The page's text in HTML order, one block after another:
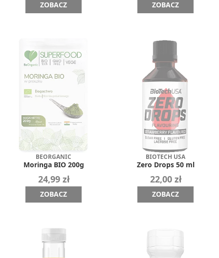
ZOBACZ ZOBACZ
BEORGANIC
Moringa BIO 200g
24,99 zł
ZOBACZ
BIOTECH USA
Zero Drops 50 ml
22,00 zł
ZOBACZ